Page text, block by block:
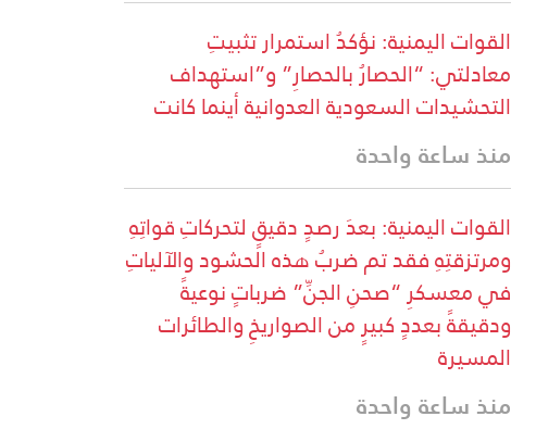
القوات اليمنية: نؤكدُ استمرار تثبيتِ
معادلتي: “الحصارُ بالحصارِ” و”استهداف
التحشيدات السعودية العدوانية أينما كانت
منذ ساعة واحدة
القوات اليمنية: بعدَ رصدٍ دقيقٍ لتحركاتِ قواتِهِ
ومرتزقتِهِ فقد تم ضربُ هذه الحشود والآلياتِ
في معسكرِ “صحنِ الجنِّ” ضرباتٍ نوعيةً
ودقيقةً بعددٍ كبيرٍ من الصواريخِ والطائرات
المسيرة
منذ ساعة واحدة